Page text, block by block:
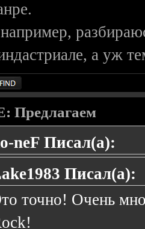
а уж
Предлагаем
neF Писал(а):
Писал(а):
точно! Очень